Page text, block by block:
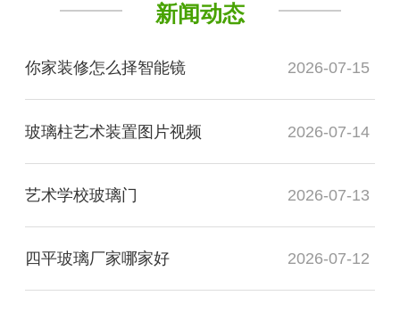
新闻动态
你家装修怎么择智能镜 2026-07-15
玻璃柱艺术装置图片视频 2026-07-14
艺术学校玻璃门 2026-07-13
四平玻璃厂家哪家好 2026-07-12